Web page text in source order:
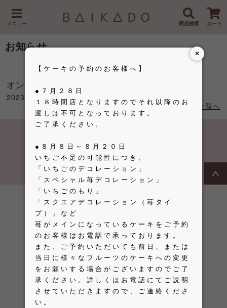
×
【ケーキの予約のお客様へ】
●７月２８日
１８時閉店となりますのでそれ以降のお
渡しは不可となっております。
ご了承ください。
●８月８日～８月２０日
いちご不足の可能性につき、
「いちごのデコレーション」
「スペシャル苺デコレーション」
「いちごのもり」
「スクエアデコレーション（苺タイ
プ）」など
苺がメインになっているケーキをご予約
のお客様はお電話で承っております。
また、ご予約いただいても前日、または
当日に様々なフルーツのケーキへの変更
をお願いする場合がございますのでご了
承ください。詳しくはお電話にてご説明
させていただきますので、ご連絡くださ
い。
メニュー 商品検索 カート
お知らせ
オンラインショップオープンしました！
2023.03.02
一覧へ
Official Site Facebook
Copyright © BAIKADO All Rights Reserved.